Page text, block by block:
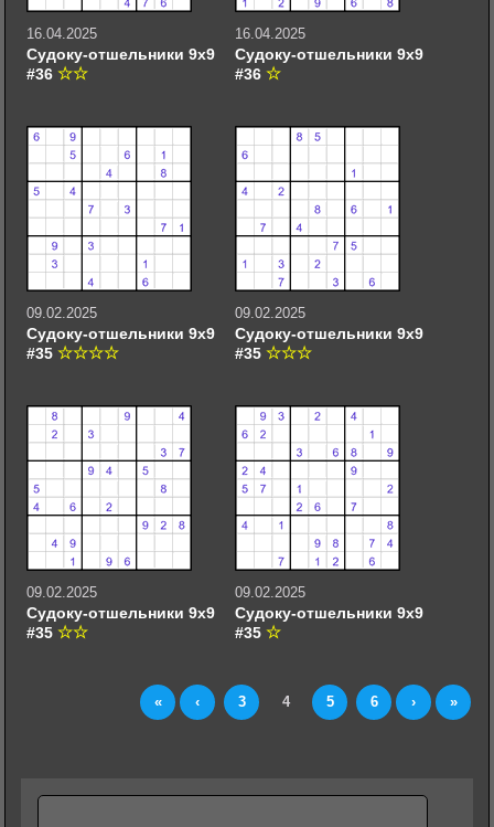
16.04.2025
Судоку-отшельники 9х9
#36
16.04.2025
Судоку-отшельники 9х9
#36
09.02.2025
Судоку-отшельники 9х9
#35
09.02.2025
Судоку-отшельники 9х9
#35
09.02.2025
Судоку-отшельники 9х9
#35
09.02.2025
Судоку-отшельники 9х9
#35
« ‹ 3 4 5 6 › »